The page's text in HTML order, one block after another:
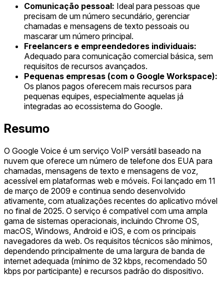
Comunicação pessoal: Ideal para pessoas que
precisam de um número secundário, gerenciar
chamadas e mensagens de texto pessoais ou
mascarar um número principal.
Freelancers e empreendedores individuais:
Adequado para comunicação comercial básica, sem
requisitos de recursos avançados.
Pequenas empresas (com o Google Workspace):
Os planos pagos oferecem mais recursos para
pequenas equipes, especialmente aquelas já
integradas ao ecossistema do Google.
Resumo
O Google Voice é um serviço VoIP versátil baseado na
nuvem que oferece um número de telefone dos EUA para
chamadas, mensagens de texto e mensagens de voz,
acessível em plataformas web e móveis. Foi lançado em 11
de março de 2009 e continua sendo desenvolvido
ativamente, com atualizações recentes do aplicativo móvel
no final de 2025. O serviço é compatível com uma ampla
gama de sistemas operacionais, incluindo Chrome OS,
macOS, Windows, Android e iOS, e com os principais
navegadores da web. Os requisitos técnicos são mínimos,
dependendo principalmente de uma largura de banda de
internet adequada (mínimo de 32 kbps, recomendado 50
kbps por participante) e recursos padrão do dispositivo.